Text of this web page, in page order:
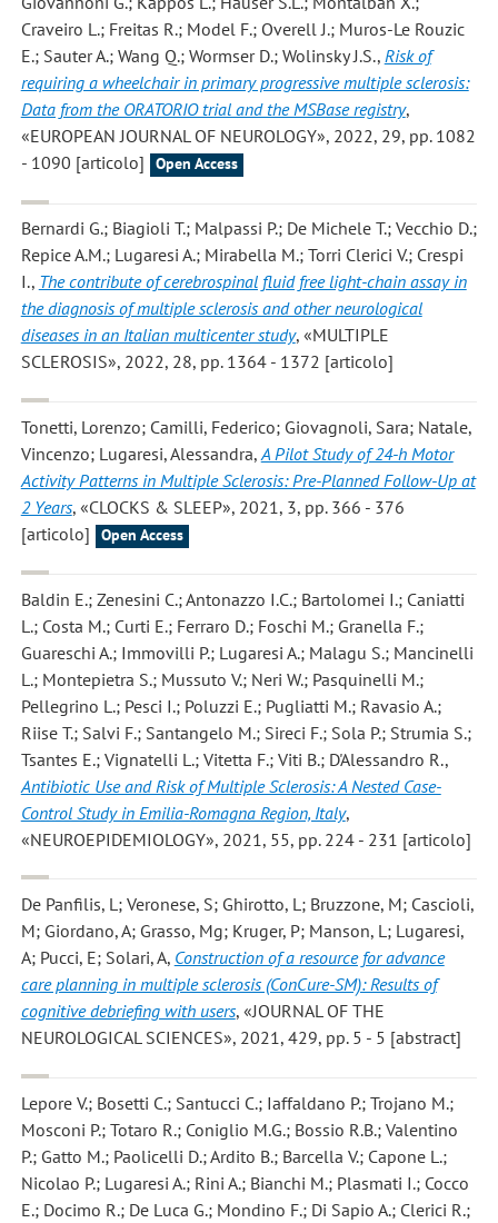
Craveiro L.; Freitas R.; Model F.; Overell J.; Muros-Le Rouzic
E.; Sauter A.; Wang Q.; Wormser D.; Wolinsky J.S., Risk of
requiring a wheelchair in primary progressive multiple sclerosis:
Data from the ORATORIO trial and the MSBase registry,
«EUROPEAN JOURNAL OF NEUROLOGY», 2022, 29, pp. 1082
- 1090 [articolo]
Open Access
Bernardi G.; Biagioli T.; Malpassi P.; De Michele T.; Vecchio D.;
Repice A.M.; Lugaresi A.; Mirabella M.; Torri Clerici V.; Crespi
I., The contribute of cerebrospinal fluid free light-chain assay in
the diagnosis of multiple sclerosis and other neurological
diseases in an Italian multicenter study, «MULTIPLE
SCLEROSIS», 2022, 28, pp. 1364 - 1372 [articolo]
Tonetti, Lorenzo; Camilli, Federico; Giovagnoli, Sara; Natale,
Vincenzo; Lugaresi, Alessandra, A Pilot Study of 24-h Motor
Activity Patterns in Multiple Sclerosis: Pre-Planned Follow-Up at
2 Years, «CLOCKS & SLEEP», 2021, 3, pp. 366 - 376
[articolo]
Open Access
Baldin E.; Zenesini C.; Antonazzo I.C.; Bartolomei I.; Caniatti
L.; Costa M.; Curti E.; Ferraro D.; Foschi M.; Granella F.;
Guareschi A.; Immovilli P.; Lugaresi A.; Malagu S.; Mancinelli
L.; Montepietra S.; Mussuto V.; Neri W.; Pasquinelli M.;
Pellegrino L.; Pesci I.; Poluzzi E.; Pugliatti M.; Ravasio A.;
Riise T.; Salvi F.; Santangelo M.; Sireci F.; Sola P.; Strumia S.;
Tsantes E.; Vignatelli L.; Vitetta F.; Viti B.; D'Alessandro R.,
Antibiotic Use and Risk of Multiple Sclerosis: A Nested Case-
Control Study in Emilia-Romagna Region, Italy,
«NEUROEPIDEMIOLOGY», 2021, 55, pp. 224 - 231 [articolo]
De Panfilis, L; Veronese, S; Ghirotto, L; Bruzzone, M; Cascioli,
M; Giordano, A; Grasso, Mg; Kruger, P; Manson, L; Lugaresi,
A; Pucci, E; Solari, A, Construction of a resource for advance
care planning in multiple sclerosis (ConCure-SM): Results of
cognitive debriefing with users, «JOURNAL OF THE
NEUROLOGICAL SCIENCES», 2021, 429, pp. 5 - 5 [abstract]
Lepore V.; Bosetti C.; Santucci C.; Iaffaldano P.; Trojano M.;
Mosconi P.; Totaro R.; Coniglio M.G.; Bossio R.B.; Valentino
P.; Gatto M.; Paolicelli D.; Ardito B.; Barcella V.; Capone L.;
Nicolao P.; Lugaresi A.; Rini A.; Bianchi M.; Plasmati I.; Cocco
E.; Docimo R.; De Luca G.; Mondino F.; Di Sapio A.; Clerici R.;